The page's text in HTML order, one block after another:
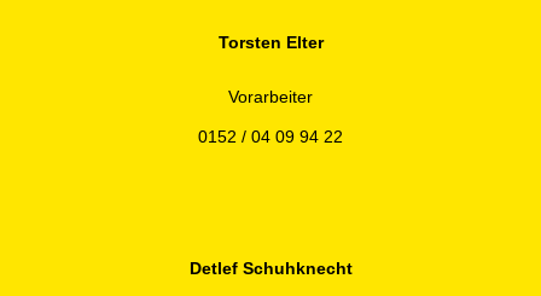
Torsten Elter
Vorarbeiter
0152 / 04 09 94 22
Detlef Schuhknecht